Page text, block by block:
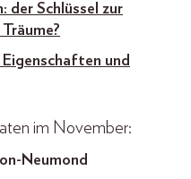
der Schlüssel zur
und
im November:
Neumond